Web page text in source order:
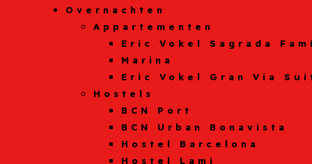
Overnachten
Appartementen
Eric Vokel Sagrada
Marina
Eric Vokel Gran Via
Hostels
BCN Port
BCN Urban Bonavista
Hostel Barcelona
Hostel Lami